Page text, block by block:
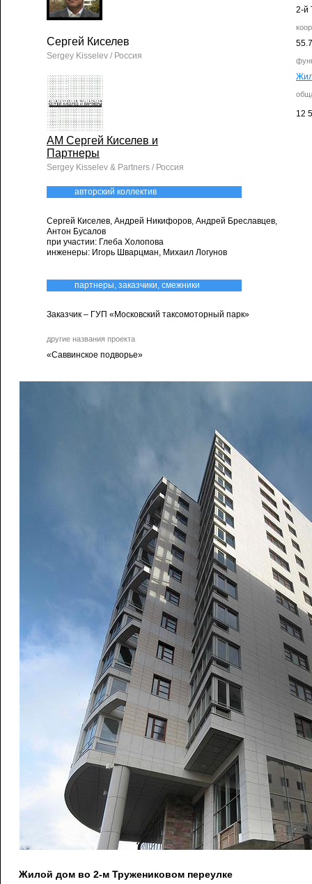
2-й
12
Сергей Киселев
Sergey Kisselev / Россия
АМ Сергей Киселев и
Партнеры
Sergey Kisselev & Partners / Россия
авторский коллектив
Сергей Киселев, Андрей Никифоров, Андрей Бреславцев,
Антон Бусалов
при участии: Глеба Холопова
инженеры: Игорь Шварцман, Михаил Логунов
партнеры, заказчики, смежники
Заказчик – ГУП «Московский таксомоторный парк»
другие названия проекта
«Саввинское подворье»
Жилой дом во 2-м Тружениковом переулке